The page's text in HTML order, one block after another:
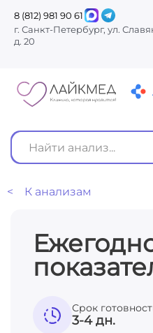
8 (812) 981 90 61
г. Санкт-Петербург, ул.
д. 20
< К анализам
Срок
3-4 дн.